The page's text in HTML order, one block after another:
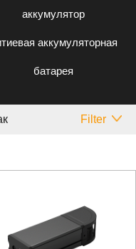
аккумулятор
аккумуляторная
батарея
Filter